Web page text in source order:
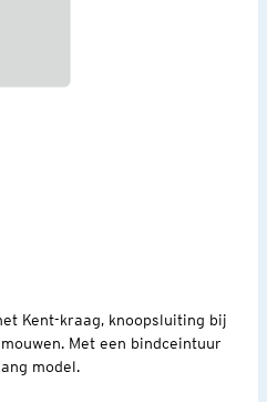
Kent-kraag, knoopsluiting bij
Met een bindceintuur
model.